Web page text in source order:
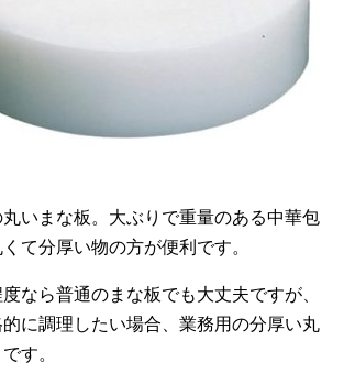
いまな板。大ぶりで重量のある中華包
て分厚い物の方が便利です。
なら普通のまな板でも大丈夫ですが、
に調理したい場合、業務用の分厚い丸
す。